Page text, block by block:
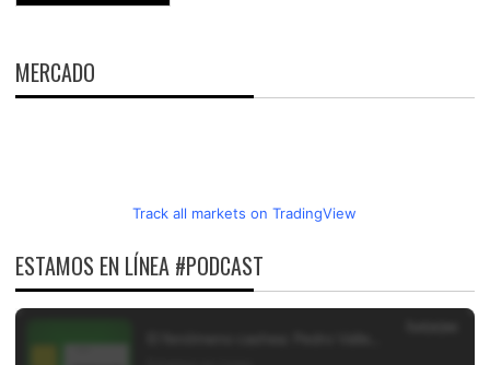
MERCADO
Track all markets on TradingView
ESTAMOS EN LÍNEA #PODCAST